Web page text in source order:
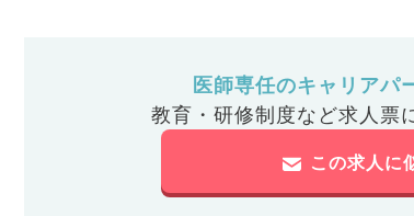
医師専任のキャリアパ
教育・研修制度など求人票
この求人に